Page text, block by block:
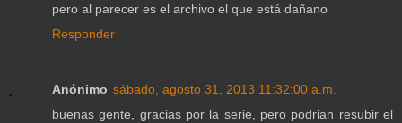
pero al parecer es el archivo el que está dañano
Responder
Anónimo sábado, agosto 31, 2013 11:32:00 a.m.
buenas gente, gracias por la serie, pero podrian resubir el